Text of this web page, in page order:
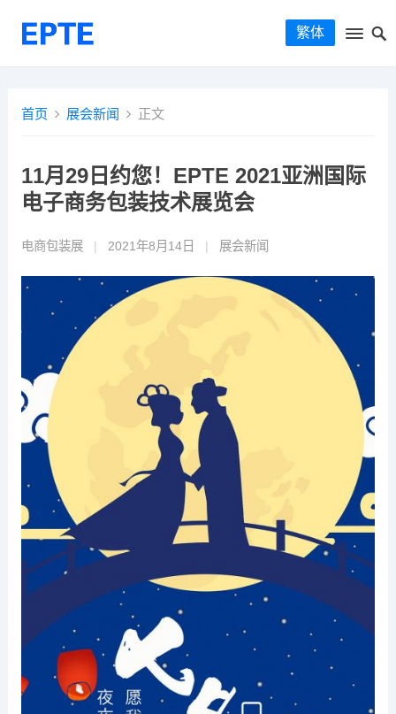
繁体
首页 展会新闻 正文
11月29日约您！EPTE 2021亚洲国际
电子商务包装技术展览会
电商包装展 | 2021年8月14日 | 展会新闻